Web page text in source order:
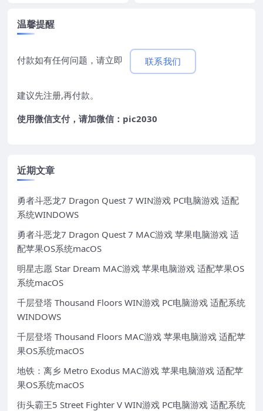
温馨提醒
付款如有任何问题，请立即 联系我们
建议先注册,再付款。
使用微信支付，请加微信：pic2030
近期文章
勇者斗恶龙7 Dragon Quest 7 WIN游戏 PC电脑游戏 适配
系统WINDOWS
勇者斗恶龙7 Dragon Quest 7 MAC游戏 苹果电脑游戏 适
配苹果OS系统macOS
明星志愿 Star Dream MAC游戏 苹果电脑游戏 适配苹果OS
系统macOS
千层登塔 Thousand Floors WIN游戏 PC电脑游戏 适配系统
WINDOWS
千层登塔 Thousand Floors MAC游戏 苹果电脑游戏 适配苹
果OS系统macOS
地铁：离乡 Metro Exodus MAC游戏 苹果电脑游戏 适配苹
果OS系统macOS
街头霸王5 Street Fighter V WIN游戏 PC电脑游戏 适配系统